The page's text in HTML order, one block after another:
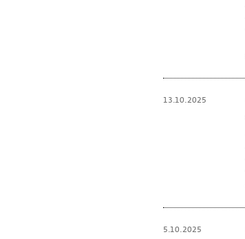
13.10.2025
5.10.2025